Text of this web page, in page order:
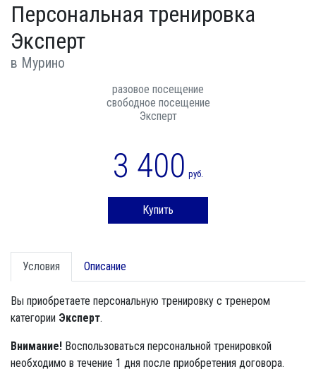
Персональная тренировка
Эксперт
в Мурино
разовое посещение
свободное посещение
Эксперт
3 400 руб.
Купить
Условия Описание
Вы приобретаете персональную тренировку с тренером
категории Эксперт.
Внимание! Воспользоваться персональной тренировкой
необходимо в течение 1 дня после приобретения договора.